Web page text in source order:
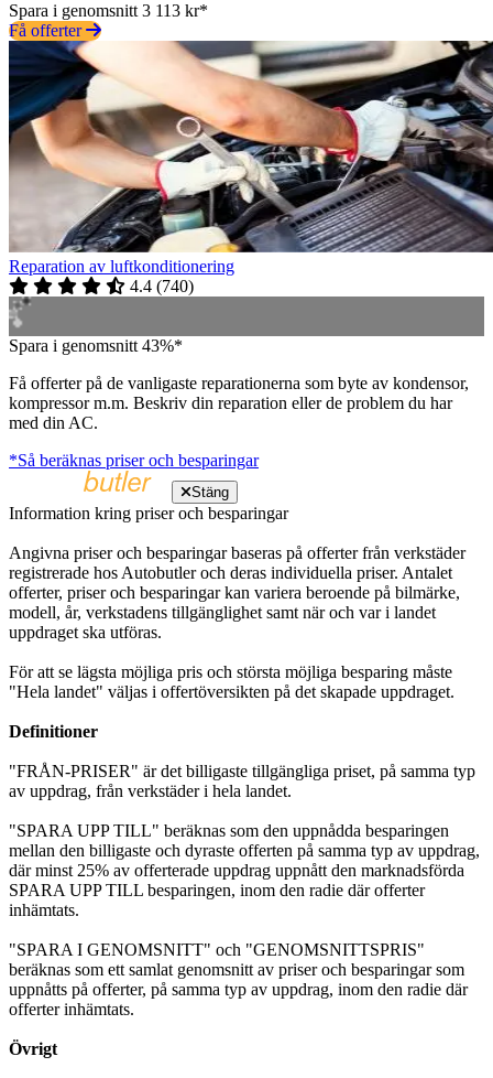
Spara i genomsnitt 3 113 kr*
Få offerter
Reparation av luftkonditionering
4.4 (740)
Spara i genomsnitt 43%*
Få offerter på de vanligaste reparationerna som byte av kondensor,
kompressor m.m. Beskriv din reparation eller de problem du har
med din AC.
*Så beräknas priser och besparingar
Stäng
Information kring priser och besparingar
Angivna priser och besparingar baseras på offerter från verkstäder
registrerade hos Autobutler och deras individuella priser. Antalet
offerter, priser och besparingar kan variera beroende på bilmärke,
modell, år, verkstadens tillgänglighet samt när och var i landet
uppdraget ska utföras.
För att se lägsta möjliga pris och största möjliga besparing måste
"Hela landet" väljas i offertöversikten på det skapade uppdraget.
Definitioner
"FRÅN-PRISER" är det billigaste tillgängliga priset, på samma typ
av uppdrag, från verkstäder i hela landet.
"SPARA UPP TILL" beräknas som den uppnådda besparingen
mellan den billigaste och dyraste offerten på samma typ av uppdrag,
där minst 25% av offerterade uppdrag uppnått den marknadsförda
SPARA UPP TILL besparingen, inom den radie där offerter
inhämtats.
"SPARA I GENOMSNITT" och "GENOMSNITTSPRIS"
beräknas som ett samlat genomsnitt av priser och besparingar som
uppnåtts på offerter, på samma typ av uppdrag, inom den radie där
offerter inhämtats.
Övrigt